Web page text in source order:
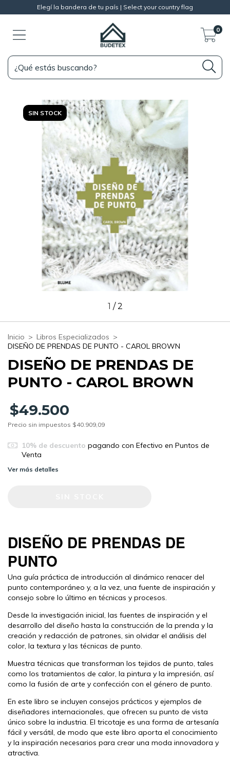
Elegí la bandera de tu país | Select your country flag
0
SIN STOCK
1 /2
Inicio > Libros Especializados >
DISEÑO DE PRENDAS DE PUNTO - CAROL BROWN
DISEÑO DE PRENDAS DE
PUNTO - CAROL BROWN
$49.500
Precio sin impuestos $40.909,09
10% de descuento pagando con Efectivo en Puntos de
Venta
Ver más detalles
DISEÑO DE PRENDAS DE
PUNTO
Una guía práctica de introducción al dinámico renacer del
punto contemporáneo y, a la vez, una fuente de inspiración y
consejo sobre lo último en técnicas y procesos.
Desde la investigación inicial, las fuentes de inspiración y el
desarrollo del diseño hasta la construcción de la prenda y la
creación y redacción de patrones, sin olvidar el análisis del
color, la textura y las técnicas de punto.
Muestra técnicas que transforman los tejidos de punto, tales
como los tratamientos de calor, la pintura y la impresión, así
como la fusión de arte y confección con el género de punto.
En este libro se incluyen consejos prácticos y ejemplos de
diseñadores internacionales, que ofrecen su punto de vista
único sobre la industria. El tricotaje es una forma de artesanía
fácil y versátil, de modo que este libro aporta el conocimiento
y la inspiración necesarios para crear una moda innovadora y
atractiva.